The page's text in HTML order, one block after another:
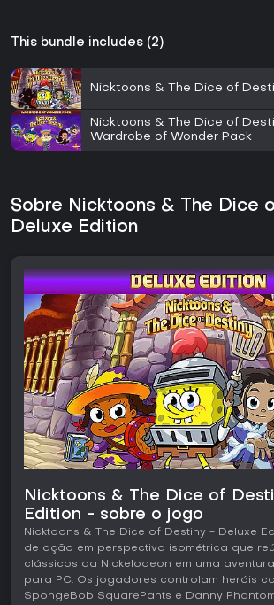
This bundle includes (2)
Nicktoons & The Dice of
Nicktoons & The Dice of
Wardrobe of Wonder Pack
Sobre Nicktoons & The Dice
Deluxe Edition
Nicktoons & The Dice of
Edition - sobre o jogo
Nicktoons & The Dice of Destiny - Deluxe
de ação em perspectiva isométrica que
clássicos da Nickelodeon em uma
para PC. Os jogadores controlam heróis
SpongeBob SquarePants e Danny